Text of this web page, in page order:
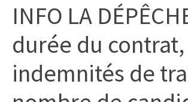
météo,
faits
divers
initiatives
INFO LA
durée du contrat,
indemnités de